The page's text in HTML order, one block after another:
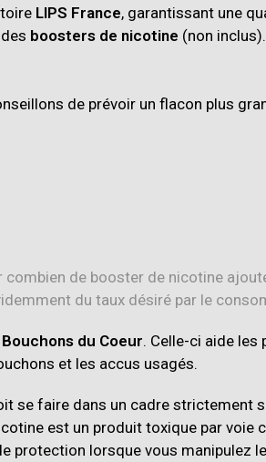
LIPS France, garantissant une
boosters de nicotine (non inclus).
de prévoir un flacon plus
du Coeur. Celle-ci aide les
et les accus usagés.
se faire dans un cadre strictement
est un produit toxique par
protection lorsque vous manipulez